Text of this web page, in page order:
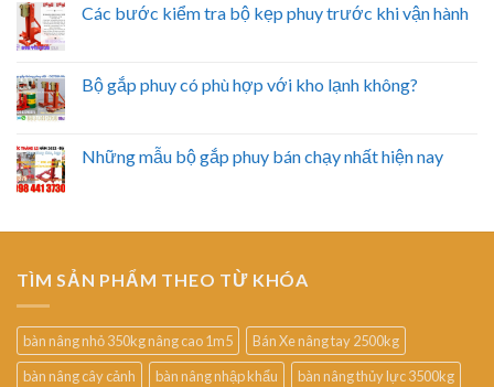
Các bước kiểm tra bộ kẹp phuy trước khi vận hành
Bộ gắp phuy có phù hợp với kho lạnh không?
Những mẫu bộ gắp phuy bán chạy nhất hiện nay
TÌM SẢN PHẨM THEO TỪ KHÓA
bàn nâng nhỏ 350kg nâng cao 1m5
Bán Xe nâng tay 2500kg
bàn nâng cây cảnh
bàn nâng nhập khẩu
bàn nâng thủy lực 3500kg